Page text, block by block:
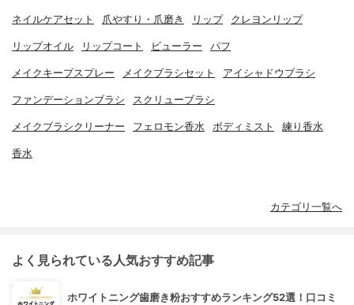
ネイルケアセット 爪やすり・爪磨き リップ クレヨンリップ
リップオイル リップコート ビューラー パフ
メイクキープスプレー メイクブラシセット アイシャドウブラシ
ファンデーションブラシ スクリューブラシ
メイクブラシクリーナー フェロモン香水 ボディミスト 練り香水
香水
カテゴリ一覧へ
よく見られている人気おすすめ記事
ホワイトニング歯磨き粉おすすめランキング52選！口コミ